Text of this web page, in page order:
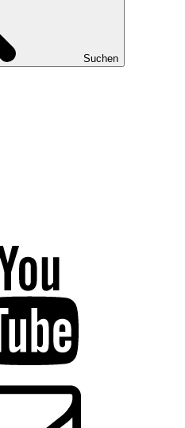
Suchen